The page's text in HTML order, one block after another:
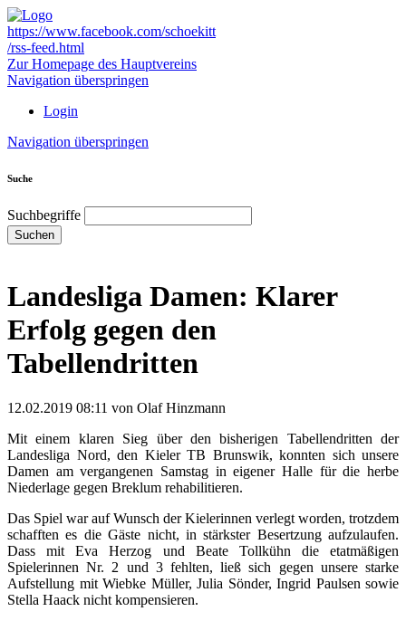
https://www.facebook.com/schoekitt
/rss-feed.html
Zur Homepage des Hauptvereins
Navigation überspringen
Login
Navigation überspringen
Suche
Suchbegriffe
Suchen
Landesliga Damen: Klarer
Erfolg gegen den
Tabellendritten
12.02.2019 08:11 von Olaf Hinzmann
Mit einem klaren Sieg über den bisherigen Tabellendritten der
Landesliga Nord, den Kieler TB Brunswik, konnten sich unsere
Damen am vergangenen Samstag in eigener Halle für die herbe
Niederlage gegen Breklum rehabilitieren.
Das Spiel war auf Wunsch der Kielerinnen verlegt worden, trotzdem
schafften es die Gäste nicht, in stärkster Besertzung aufzulaufen.
Dass mit Eva Herzog und Beate Tollkühn die etatmäßigen
Spielerinnen Nr. 2 und 3 fehlten, ließ sich gegen unsere starke
Aufstellung mit Wiebke Müller, Julia Sönder, Ingrid Paulsen sowie
Stella Haack nicht kompensieren.